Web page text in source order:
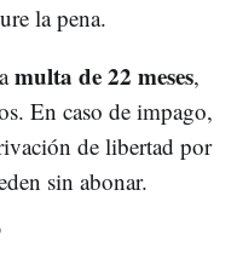
la pena.
multa de 22 meses,
En caso de impago,
de libertad por
sin abonar.